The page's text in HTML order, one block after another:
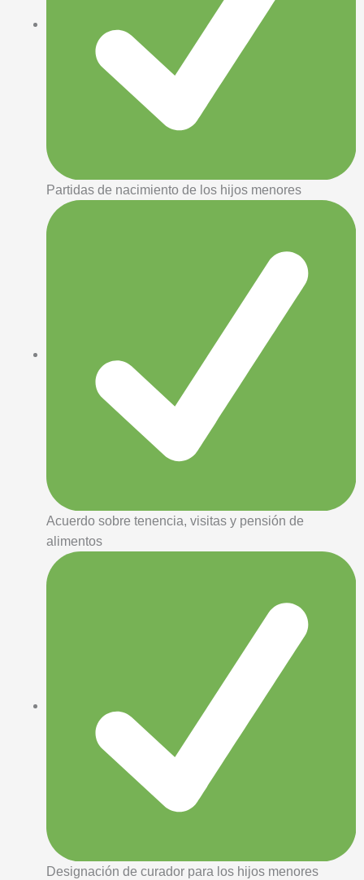
Partidas de nacimiento de los hijos menores
Acuerdo sobre tenencia, visitas y pensión de
alimentos
Designación de curador para los hijos menores